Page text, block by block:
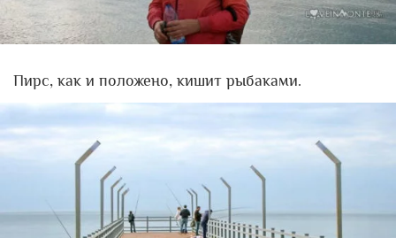
Пирс, как и положено, кишит рыбаками.